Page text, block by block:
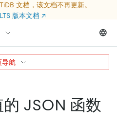
文档，该文档不再更新。
版本文档 ↗
JSON 函数
导航